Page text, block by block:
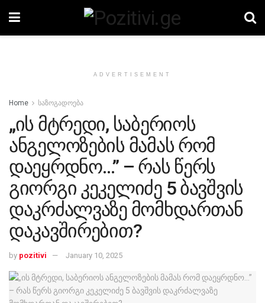
ADVERTISEMENT
Home საზოგადოება
„ის მტრედი, საბერიოს
ანგელოზების მამას რომ
დაეყრდნო…” – რას წერს
გიორგი კეკელიძე 5 ბავშვის
დაკრძალვაზე მომხდართან
დაკავშირებით?
by pozitivi January 10, 2025